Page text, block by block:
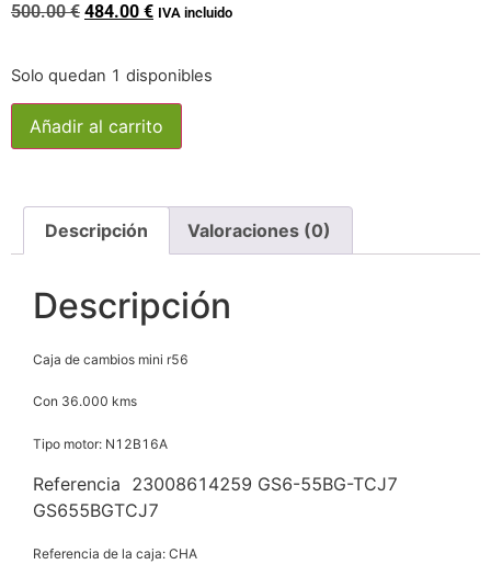
500.00€ 484.00 € IVA incluido
Solo quedan 1 disponibles
Añadir al carrito
Descripción Valoraciones (0)
Descripción
Caja de cambios mini r56
Con 36.000 kms
Tipo motor: N12B16A
Referencia 23008614259 GS6-55BG-TCJ7
GS655BGTCJ7
Referencia de la caja: CHA